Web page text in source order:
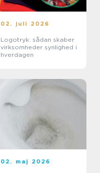
02. juli 2026
Logotryk: sådan skaber
virksomheder synlighed i
hverdagen
02. maj 2026